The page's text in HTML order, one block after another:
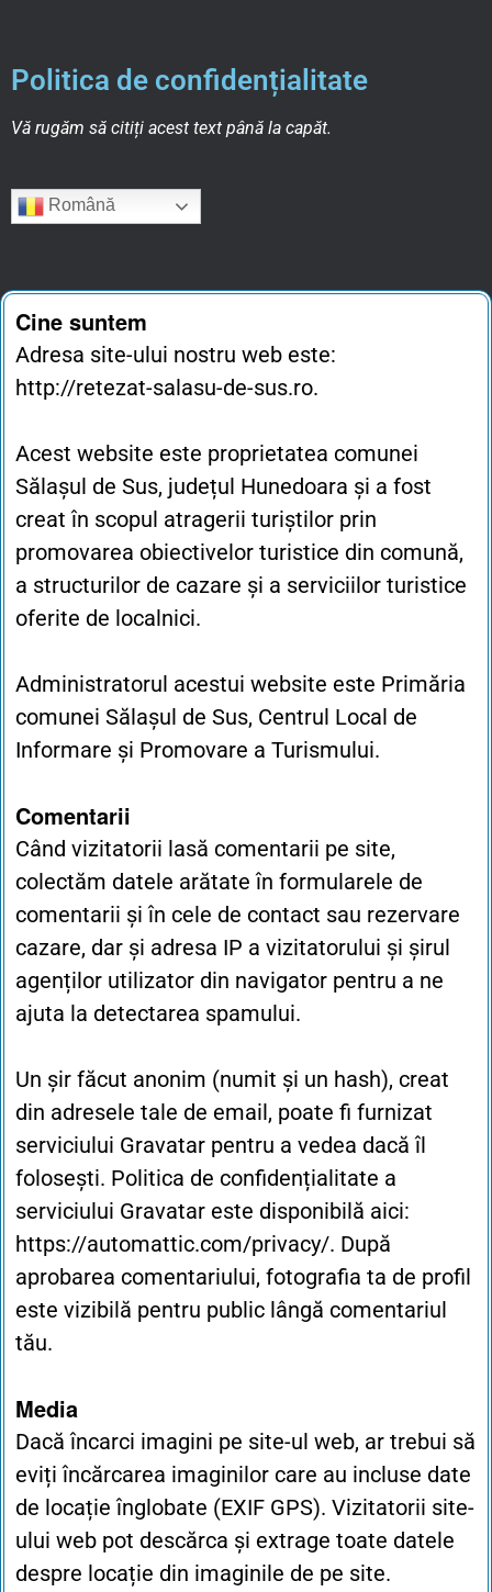
Politica de confidențialitate
Vă rugăm să citiți acest text până la capăt.
Română
Cine suntem
Adresa site-ului nostru web este:
http://retezat-salasu-de-sus.ro.
Acest website este proprietatea comunei
Sălașul de Sus, județul Hunedoara și a fost
creat în scopul atragerii turiștilor prin
promovarea obiectivelor turistice din comună,
a structurilor de cazare și a serviciilor turistice
oferite de localnici.
Administratorul acestui website este Primăria
comunei Sălașul de Sus, Centrul Local de
Informare și Promovare a Turismului.
Comentarii
Când vizitatorii lasă comentarii pe site,
colectăm datele arătate în formularele de
comentarii și în cele de contact sau rezervare
cazare, dar și adresa IP a vizitatorului și șirul
agenților utilizator din navigator pentru a ne
ajuta la detectarea spamului.
Un șir făcut anonim (numit și un hash), creat
din adresele tale de email, poate fi furnizat
serviciului Gravatar pentru a vedea dacă îl
folosești. Politica de confidențialitate a
serviciului Gravatar este disponibilă aici:
https://automattic.com/privacy/. După
aprobarea comentariului, fotografia ta de profil
este vizibilă pentru public lângă comentariul
tău.
Media
Dacă încarci imagini pe site-ul web, ar trebui să
eviți încărcarea imaginilor care au incluse date
de locație înglobate (EXIF GPS). Vizitatorii site-
ului web pot descărca și extrage toate datele
despre locație din imaginile de pe site.